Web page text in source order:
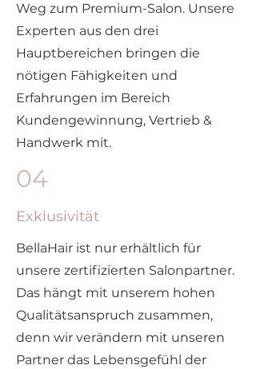
Weg zum Premium-Salon. Unsere
Experten aus den drei
Hauptbereichen bringen die
nötigen Fähigkeiten und
Erfahrungen im Bereich
Kundengewinnung, Vertrieb &
Handwerk mit.
04
Exklusivität
BellaHair ist nur erhältlich für
unsere zertifizierten Salonpartner.
Das hängt mit unserem hohen
Qualitätsanspruch zusammen,
denn wir verändern mit unseren
Partner das Lebensgefühl der